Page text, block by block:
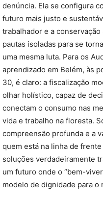
denúncia. Ela se configura
futuro mais justo e
trabalhador e a
pautas isoladas para se
uma mesma luta. Para os
aprendizado em Belém, às
30, é claro: a fiscalização
olhar holístico, capaz de
conectam o consumo nas
vida e trabalho na floresta.
compreensão profunda e a
quem está na linha de
soluções verdadeiramente
um futuro onde o “bem-
modelo de dignidade para o